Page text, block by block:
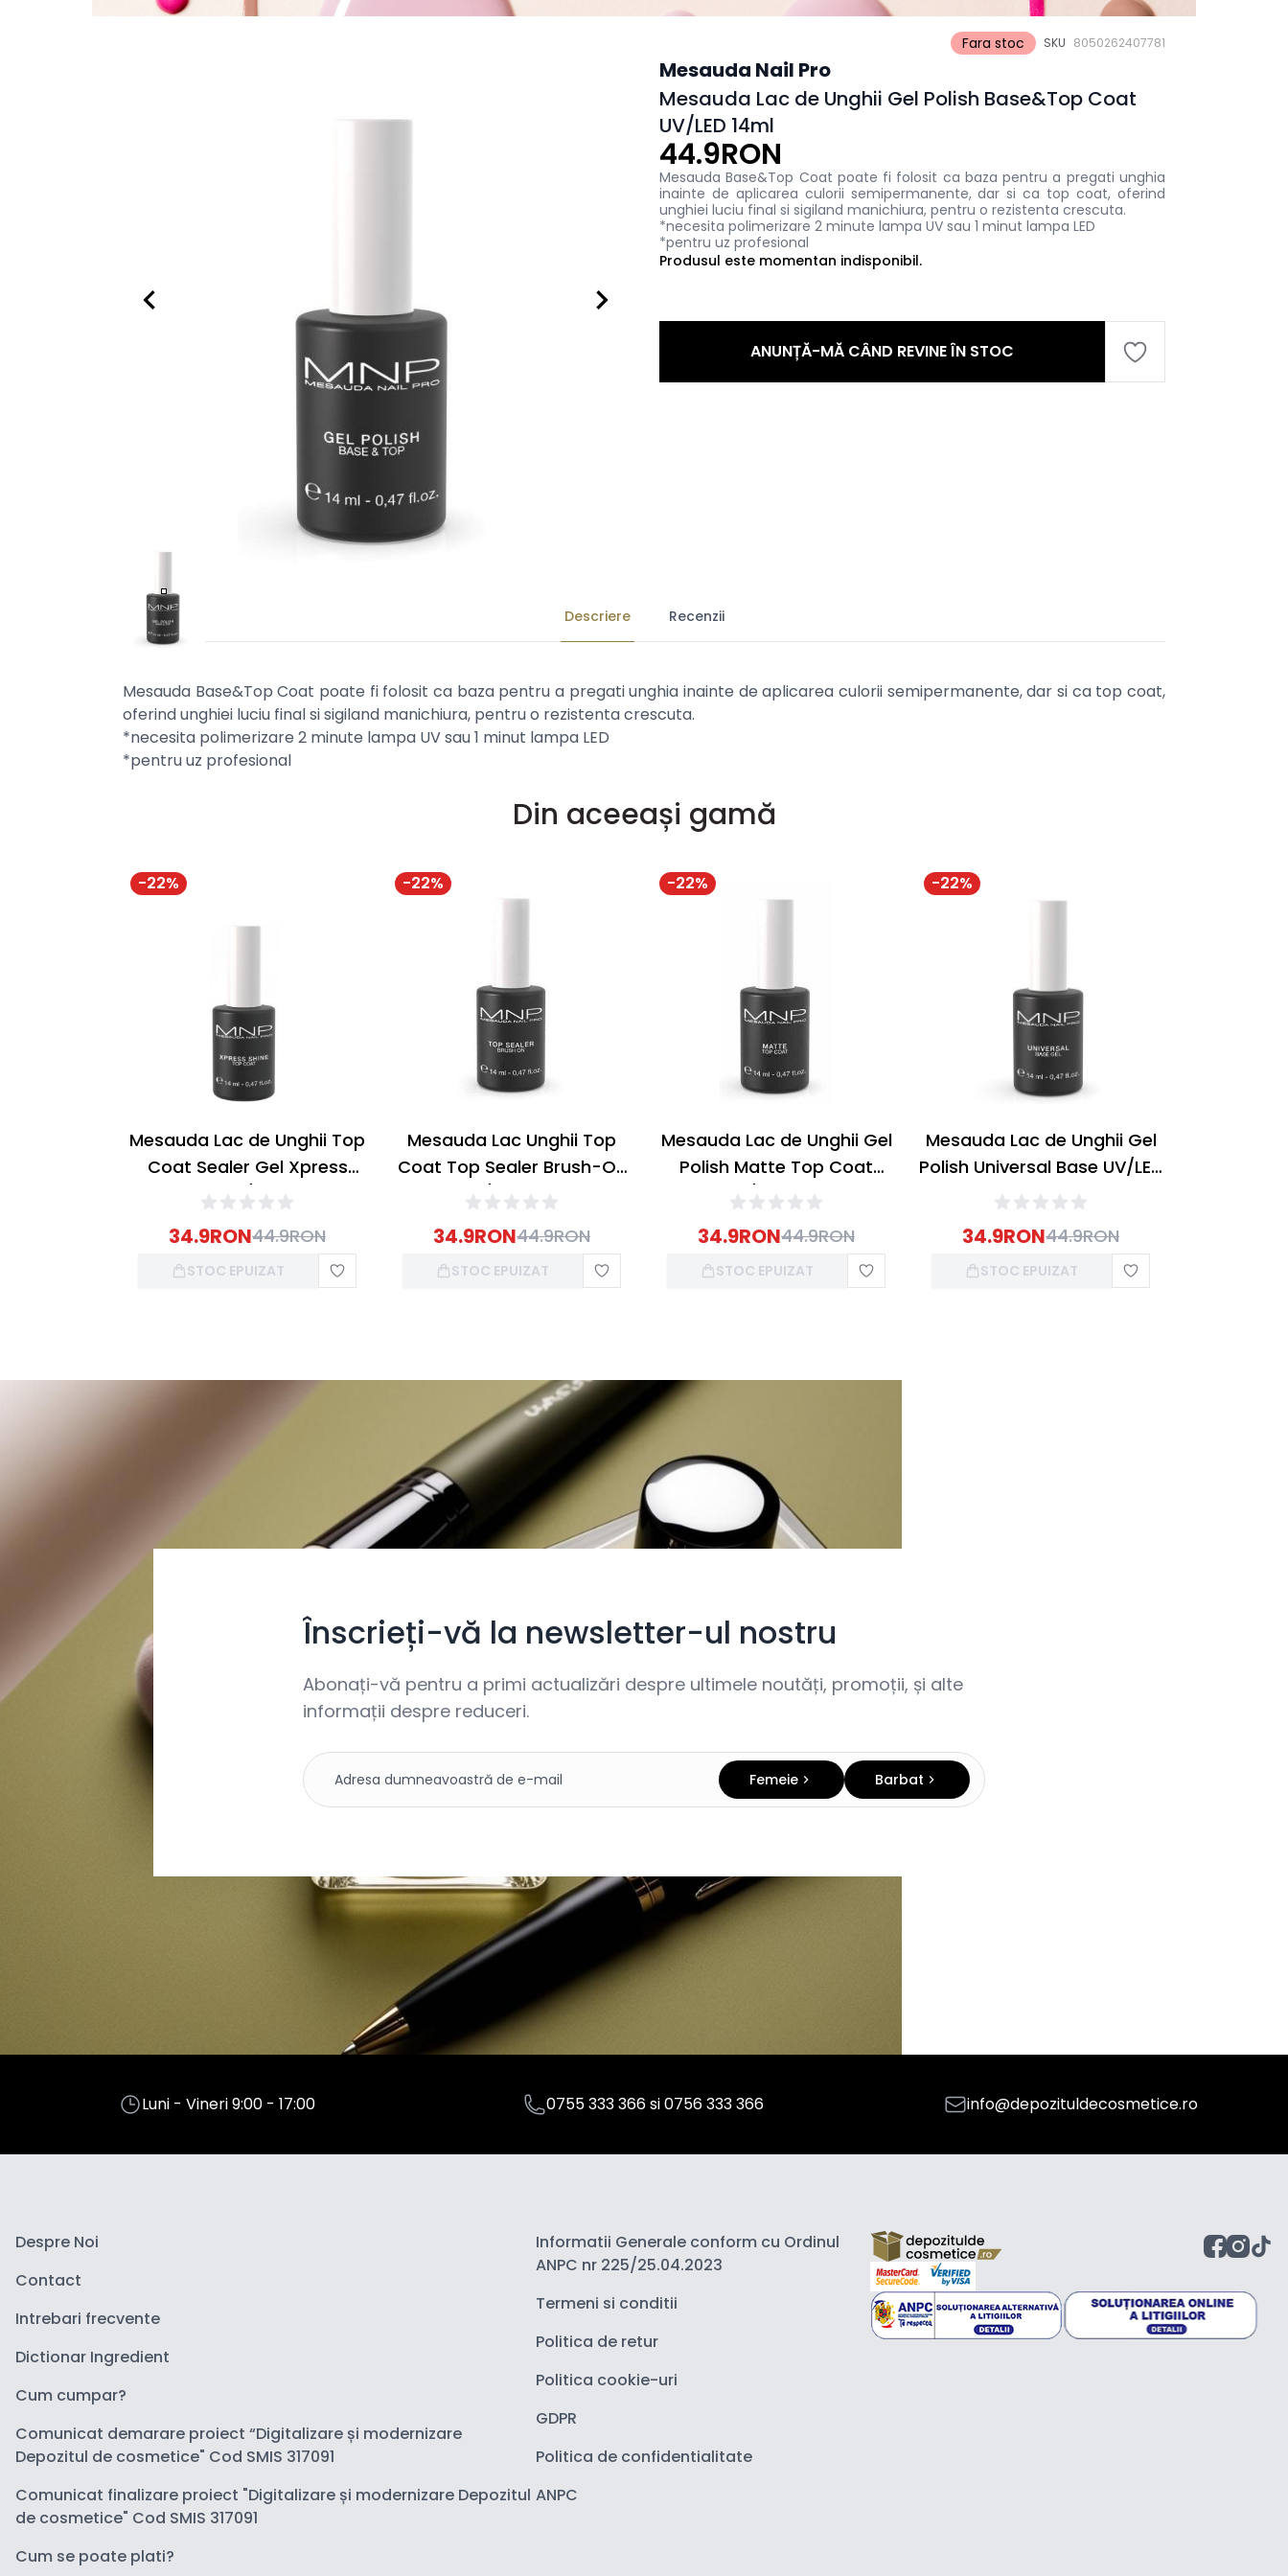
Fara stoc SKU 8050262407781
Mesauda Nail Pro
Mesauda Lac de Unghii Gel Polish Base&Top Coat
UV/LED 14ml
44.9RON
Mesauda Base&Top Coat poate fi folosit ca baza pentru a pregati unghia
inainte de aplicarea culorii semipermanente, dar si ca top coat, oferind
unghiei luciu final si sigiland manichiura, pentru o rezistenta crescuta.
*necesita polimerizare 2 minute lampa UV sau 1 minut lampa LED
*pentru uz profesional
Produsul este momentan indisponibil.
ANUNȚĂ-MĂ CÂND REVINE ÎN STOC
Descriere Recenzii
Mesauda Base&Top Coat poate fi folosit ca baza pentru a pregati unghia inainte de aplicarea culorii semipermanente, dar si ca top coat,
oferind unghiei luciu final si sigiland manichiura, pentru o rezistenta crescuta.
*necesita polimerizare 2 minute lampa UV sau 1 minut lampa LED
*pentru uz profesional
Din aceeași gamă
-22%
Mesauda Lac de Unghii Top
Coat Sealer Gel Xpress
Shine UV/LED 14ml
34.9RON44.9RON
STOC EPUIZAT
-22%
Mesauda Lac Unghii Top
Coat Top Sealer Brush-On
UV/LED 14ml
34.9RON44.9RON
STOC EPUIZAT
-22%
Mesauda Lac de Unghii Gel
Polish Matte Top Coat
UV/LED 14ml
34.9RON44.9RON
STOC EPUIZAT
-22%
Mesauda Lac de Unghii Gel
Polish Universal Base UV/LED
14ml
34.9RON44.9RON
STOC EPUIZAT
Înscrieți-vă la newsletter-ul nostru
Abonați-vă pentru a primi actualizări despre ultimele noutăți, promoții, și alte
informații despre reduceri.
Femeie Barbat
Luni - Vineri 9:00 - 17:00 0755 333 366si0756 333 366 info@depozituldecosmetice.ro
Despre Noi
Contact
Intrebari frecvente
Dictionar Ingredient
Cum cumpar?
Comunicat demarare proiect “Digitalizare și modernizare
Depozitul de cosmetice" Cod SMIS 317091
Comunicat finalizare proiect "Digitalizare și modernizare Depozitul
de cosmetice" Cod SMIS 317091
Cum se poate plati?
Informatii Generale conform cu Ordinul
ANPC nr 225/25.04.2023
Termeni si conditii
Politica de retur
Politica cookie-uri
GDPR
Politica de confidentialitate
ANPC